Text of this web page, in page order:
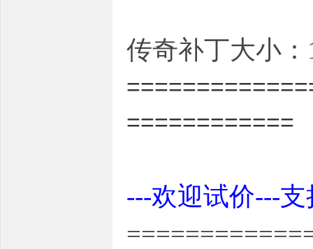
传奇补丁大小：
============
---欢迎试价---